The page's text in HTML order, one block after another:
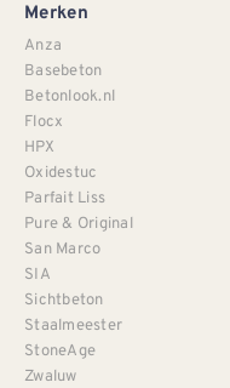
Merken
Anza
Basebeton
Betonlook.nl
Flocx
HPX
Oxidestuc
Parfait Liss
Pure & Original
San Marco
SIA
Sichtbeton
Staalmeester
StoneAge
Zwaluw